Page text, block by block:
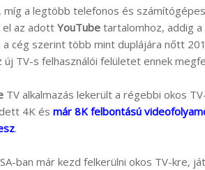
míg a legtöbb telefonos és
el az adott YouTube tartalomhoz, addig
a cég szerint több mint duplájára nőtt
TV-s felhasználói felületet ennek
TV alkalmazás lekerült a régebbi okos
4K és már 8K felbontású
.
ban már kezd felkerülni okos TV-kre,